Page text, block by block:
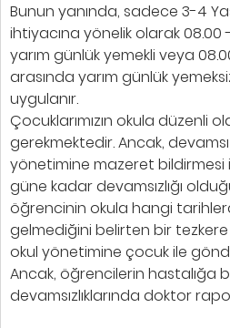
Bunun yanında, sadece 3-4
ihtiyacına yönelik olarak 08.00
yarım günlük yemekli veya
arasında yarım günlük
uygulanır.
Çocuklarımızın okula düzenli
gerekmektedir. Ancak,
yönetimine mazeret bildirmesi
güne kadar devamsızlığı
öğrencinin okula hangi
gelmediğini belirten bir
okul yönetimine çocuk ile
Ancak, öğrencilerin hastalığa
devamsızlıklarında doktor